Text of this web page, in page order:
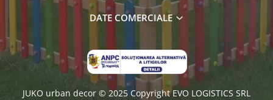
DATE COMERCIALE
JUKO urban decor © 2025 Copyright EVO LOGISTICS SRL